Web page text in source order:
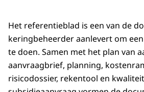
Het referentieblad is een van de
keringbeheerder aanlevert om
te doen. Samen met het plan van
aanvraagbrief, planning,
risicodossier, rekentool en